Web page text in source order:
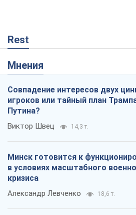
Rest
Мнения
Совпадение интересов двух
игроков или тайный план
Путина?
Виктор Швец 14,3 т.
Минск готовится к
в условиях масштабного
кризиса
Александр Левченко 18,6 т.